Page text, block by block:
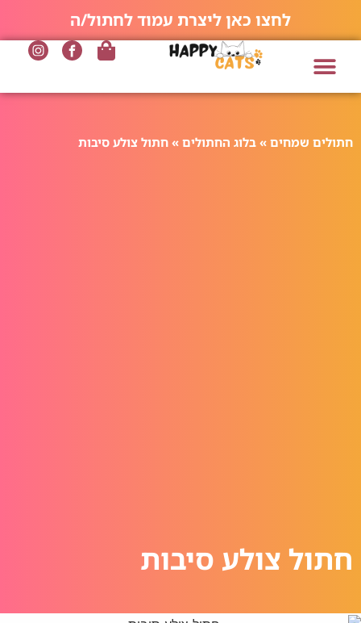
לחצו כאן ליצרת עמוד לחתול/ה
חתולים שמחים » בלוג החתולים » חתול צולע סיבות
חתול צולע סיבות